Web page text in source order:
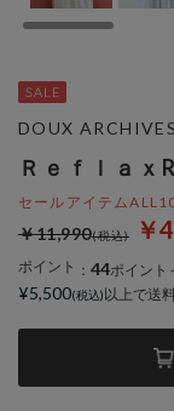
Ｒｅｆｌａｘ
セールアイテム
￥
￥11,990
ポイント ： 44ポイント
DOUX ARCHIVES
¥5,500 以上で送